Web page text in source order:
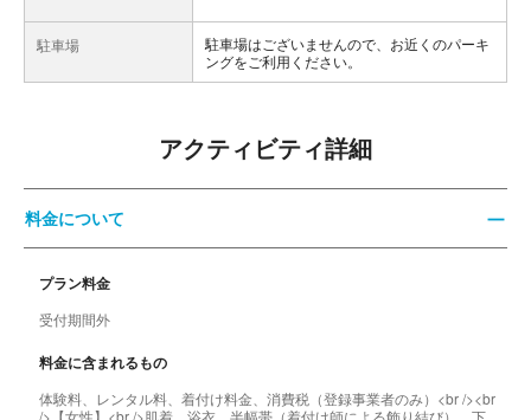
駐車場
駐車場はございませんので、お近くのパーキ
ングをご利用ください。
アクティビティ詳細
料金について
プラン料金
受付期間外
料金に含まれるもの
体験料、レンタル料、着付け料金、消費税（登録事業者のみ）<br /><br
/>【女性】<br />肌着、浴衣、半幅帯（着付け師による飾り結び）、下